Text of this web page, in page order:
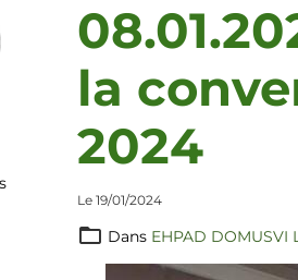
la
2024
Le 19/01/2024
Dans EHPAD DOMUSVI